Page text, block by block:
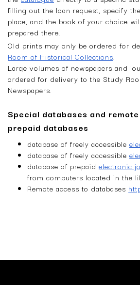
filling out the loan request, specify
place, and the book of your choice
prepared there.
Old prints may only be ordered for
Room of Historical Collections.
Large volumes of newspapers and
ordered for delivery to the Study
Newspapers.
Special databases and
prepaid databases
database of freely accessible
database of freely accessible
database of prepaid electronic
from computers located in the
Remote ­access to databases